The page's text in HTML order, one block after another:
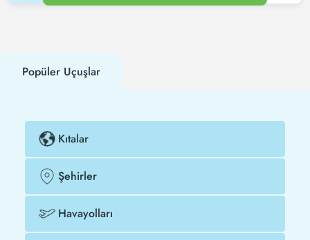
Popüler Uçuşlar
Kıtalar
Şehirler
Havayolları